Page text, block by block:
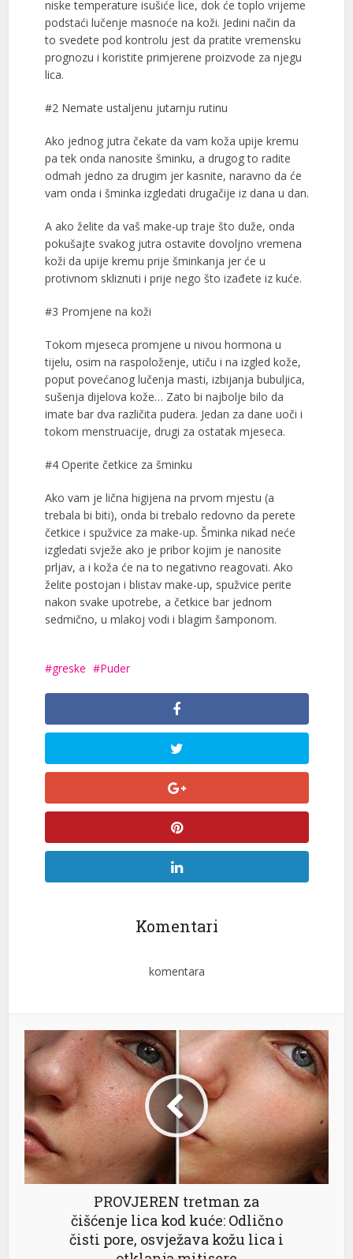
niske temperature isušiće lice, dok će toplo vrijeme
podstaći lučenje masnoće na koži. Jedini način da
to svedete pod kontrolu jest da pratite vremensku
prognozu i koristite primjerene proizvode za njegu
lica.
#2 Nemate ustaljenu jutarnju rutinu
Ako jednog jutra čekate da vam koža upije kremu
pa tek onda nanosite šminku, a drugog to radite
odmah jedno za drugim jer kasnite, naravno da će
vam onda i šminka izgledati drugačije iz dana u dan.
A ako želite da vaš make-up traje što duže, onda
pokušajte svakog jutra ostavite dovoljno vremena
koži da upije kremu prije šminkanja jer će u
protivnom skliznuti i prije nego što izađete iz kuće.
#3 Promjene na koži
Tokom mjeseca promjene u nivou hormona u
tijelu, osim na raspoloženje, utiču i na izgled kože,
poput povećanog lučenja masti, izbijanja bubuljica,
sušenja dijelova kože… Zato bi najbolje bilo da
imate bar dva različita pudera. Jedan za dane uoči i
tokom menstruacije, drugi za ostatak mjeseca.
#4 Operite četkice za šminku
Ako vam je lična higijena na prvom mjestu (a
trebala bi biti), onda bi trebalo redovno da perete
četkice i spužvice za make-up. Šminka nikad neće
izgledati svježe ako je pribor kojim je nanosite
prljav, a i koža će na to negativno reagovati. Ako
želite postojan i blistav make-up, spužvice perite
nakon svake upotrebe, a četkice bar jednom
sedmično, u mlakoj vodi i blagim šamponom.
greske Puder
Komentari
komentara
PROVJEREN tretman za
čišćenje lica kod kuće: Odlično
čisti pore, osvježava kožu lica i